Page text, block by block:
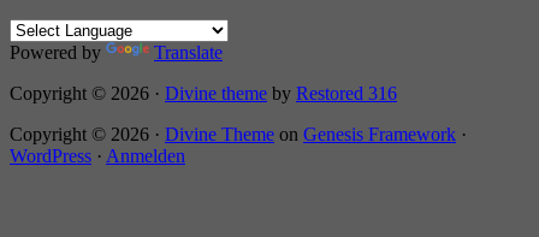
Powered by
Translate
Copyright © 2026 · Divine theme by Restored 316
Copyright © 2026 · Divine Theme on Genesis Framework ·
WordPress · Anmelden